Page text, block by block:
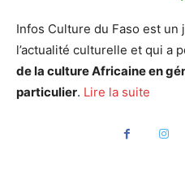
Infos Culture du Faso est
l’actualité culturelle et qui a
de la culture Africaine en
particulier. Lire la suite